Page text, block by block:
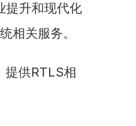
提升和现代化
相关服务。
提供RTLS相